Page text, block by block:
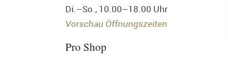
Di.–So., 10.00–18.00 Uhr
Vorschau Öffnungszeiten
Pro Shop